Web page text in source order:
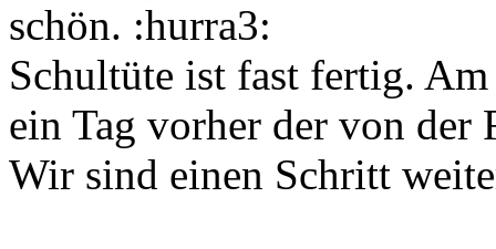
schön.
Schultüte ist fast fertig.
ein Tag vorher der von der
Wir sind einen Schritt